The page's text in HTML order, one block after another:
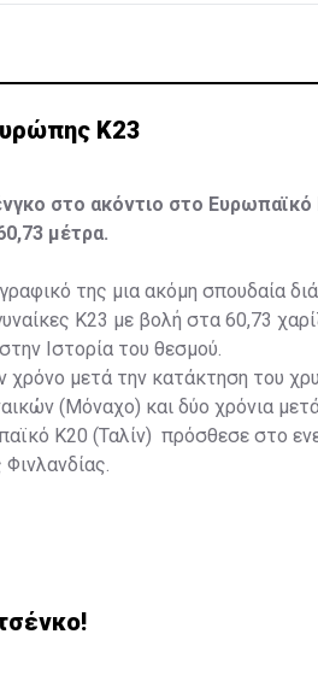
Κ23
στο ακόντιο στο
μέτρα.
της μια ακόμη σπουδαία
Κ23 με βολή στα 60,73
Ιστορία του θεσμού.
μετά την κατάκτηση του
(Μόναχο) και δύο χρόνια μετά
Κ20 (Ταλίν) πρόσθεσε στο